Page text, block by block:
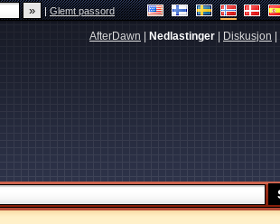
|Glemt passord
AfterDawn Nedlastinger Diskusjon